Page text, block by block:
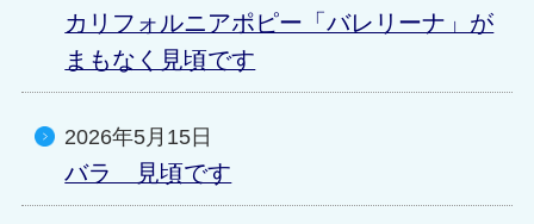
カリフォルニアポピー「バレリーナ」が
まもなく見頃です
2026年5月15日
バラ 見頃です